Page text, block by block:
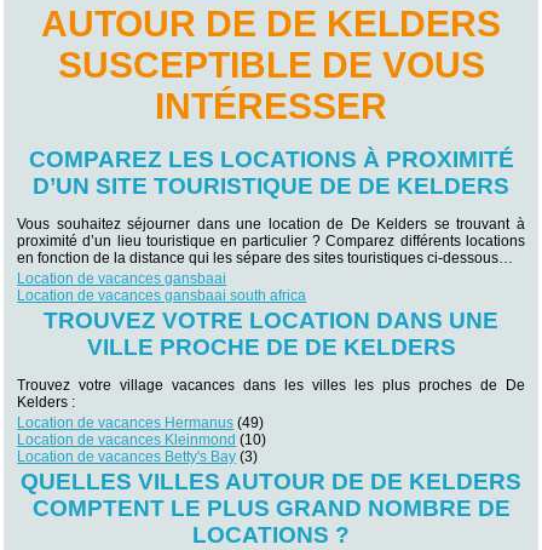
AUTOUR DE DE KELDERS
SUSCEPTIBLE DE VOUS
INTÉRESSER
COMPAREZ LES LOCATIONS À PROXIMITÉ
D’UN SITE TOURISTIQUE DE DE KELDERS
Vous souhaitez séjourner dans une location de De Kelders se trouvant à
proximité d’un lieu touristique en particulier ? Comparez différents locations
en fonction de la distance qui les sépare des sites touristiques ci-dessous…
Location de vacances gansbaai
Location de vacances gansbaai south africa
TROUVEZ VOTRE LOCATION DANS UNE
VILLE PROCHE DE DE KELDERS
Trouvez votre village vacances dans les villes les plus proches de De
Kelders :
Location de vacances Hermanus (49)
Location de vacances Kleinmond (10)
Location de vacances Betty's Bay (3)
QUELLES VILLES AUTOUR DE DE KELDERS
COMPTENT LE PLUS GRAND NOMBRE DE
LOCATIONS ?